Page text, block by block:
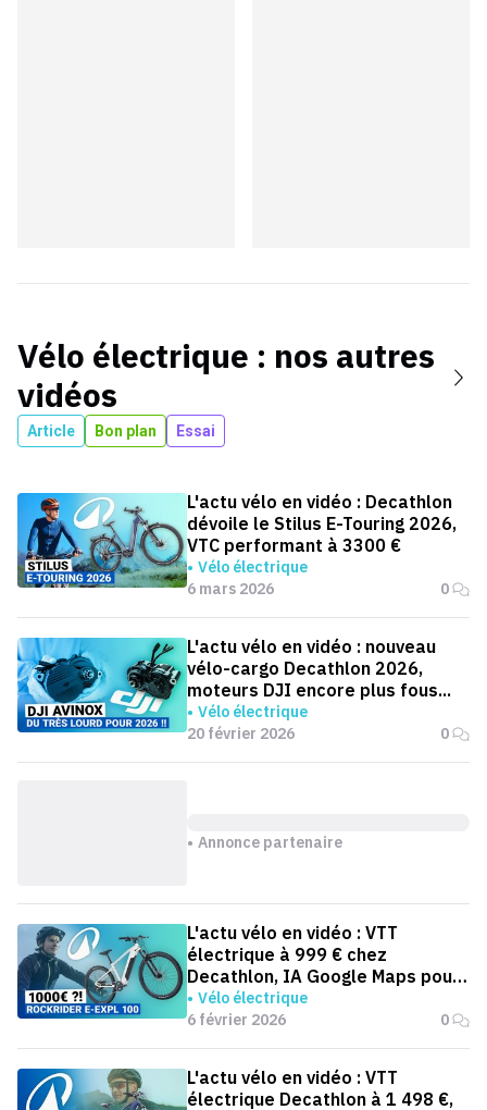
Vélo électrique : nos autres
vidéos
Article Bon plan Essai
L'actu vélo en vidéo : Decathlon
dévoile le Stilus E-Touring 2026,
VTC performant à 3300 €
Vélo électrique
6 mars 2026
0
L'actu vélo en vidéo : nouveau
vélo-cargo Decathlon 2026,
moteurs DJI encore plus fous...
Vélo électrique
20 février 2026
0
Annonce partenaire
L'actu vélo en vidéo : VTT
électrique à 999 € chez
Decathlon, IA Google Maps pour
cyclistes et Orbea à 17,5 kg
Vélo électrique
6 février 2026
0
L'actu vélo en vidéo : VTT
électrique Decathlon à 1 498 €,